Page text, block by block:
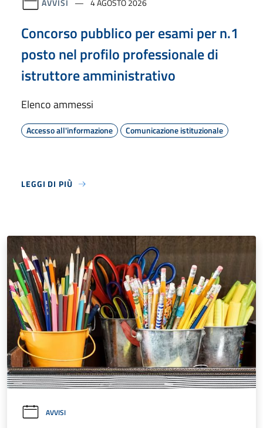
Concorso pubblico per esami per n.1
posto nel profilo professionale di
istruttore amministrativo
Elenco ammessi
Accesso all'informazione Comunicazione istituzionale
LEGGI DI PIÙ
AVVISI